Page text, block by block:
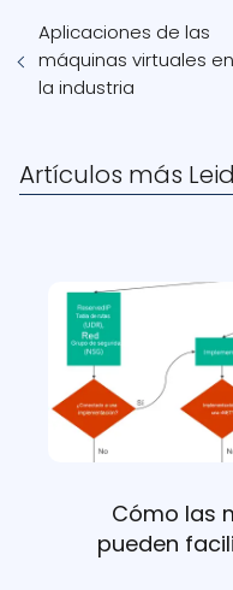
Aplicaciones de las
máquinas virtuales en
la industria
Artículos más
Cómo las
pueden